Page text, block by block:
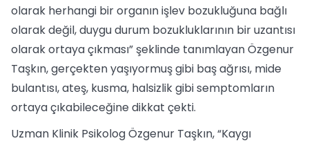
olarak herhangi bir organın işlev bozukluğuna bağlı
olarak değil, duygu durum bozukluklarının bir uzantısı
olarak ortaya çıkması” şeklinde tanımlayan Özgenur
Taşkın, gerçekten yaşıyormuş gibi baş ağrısı, mide
bulantısı, ateş, kusma, halsizlik gibi semptomların
ortaya çıkabileceğine dikkat çekti.
Uzman Klinik Psikolog Özgenur Taşkın, “Kaygı